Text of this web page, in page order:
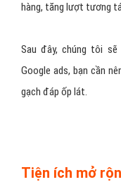
hàng, tăng lượt tương
Sau đây, chúng tôi
Google ads, bạn cần
gạch đáp ốp lát.
Tiện ích mở